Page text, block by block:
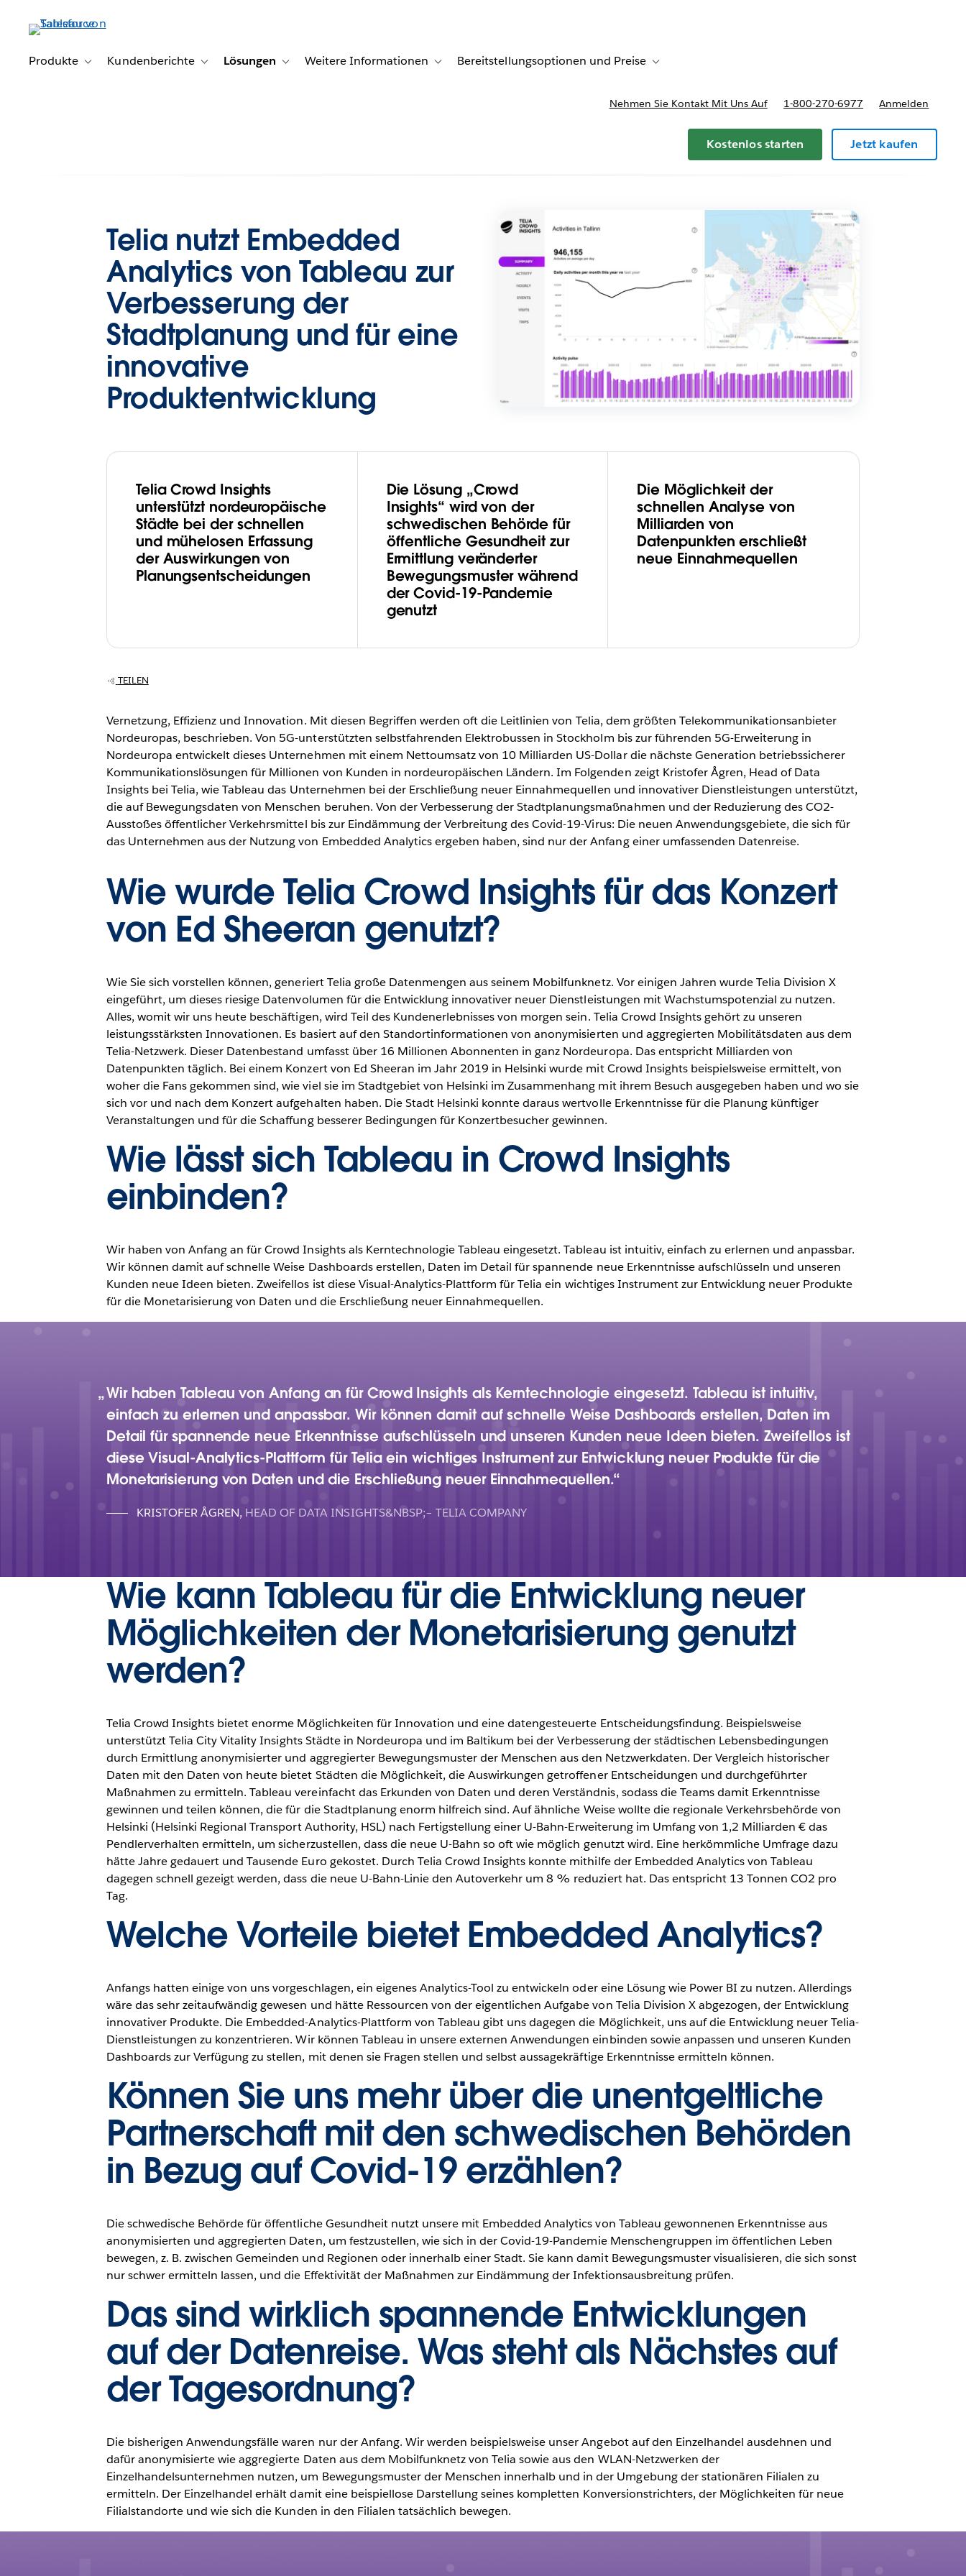
Produkte
Toggle sub-navigation for Produkte
Kundenberichte Toggle sub-navigation for Kundenberichte
Lösungen Toggle sub-navigation for Lösungen
Weitere Informationen Toggle sub-navigation for Weitere Informationen
Bereitstellungsoptionen und Preise Toggle sub-navigation for Bereitstellungsoptionen und Preise
Nehmen Sie Kontakt Mit Uns Auf 1-800-270-6977 Anmelden
Kostenlos starten Jetzt kaufen
Telia nutzt Embedded
Analytics von Tableau zur
Verbesserung der
Stadtplanung und für eine
innovative
Produktentwicklung
Telia Crowd Insights
unterstützt nordeuropäische
Städte bei der schnellen
und mühelosen Erfassung
der Auswirkungen von
Planungsentscheidungen
Die Lösung „Crowd
Insights“ wird von der
schwedischen Behörde für
öffentliche Gesundheit zur
Ermittlung veränderter
Bewegungsmuster während
der Covid-19-Pandemie
genutzt
Die Möglichkeit der
schnellen Analyse von
Milliarden von
Datenpunkten erschließt
neue Einnahmequellen
TEILEN
Vernetzung, Effizienz und Innovation. Mit diesen Begriffen werden oft die Leitlinien von Telia, dem größten Telekommunikationsanbieter
Nordeuropas, beschrieben. Von 5G-unterstützten selbstfahrenden Elektrobussen in Stockholm bis zur führenden 5G-Erweiterung in
Nordeuropa entwickelt dieses Unternehmen mit einem Nettoumsatz von 10 Milliarden US-Dollar die nächste Generation betriebssicherer
Kommunikationslösungen für Millionen von Kunden in nordeuropäischen Ländern. Im Folgenden zeigt Kristofer Ågren, Head of Data
Insights bei Telia, wie Tableau das Unternehmen bei der Erschließung neuer Einnahmequellen und innovativer Dienstleistungen unterstützt,
die auf Bewegungsdaten von Menschen beruhen. Von der Verbesserung der Stadtplanungsmaßnahmen und der Reduzierung des CO2-
Ausstoßes öffentlicher Verkehrsmittel bis zur Eindämmung der Verbreitung des Covid-19-Virus: Die neuen Anwendungsgebiete, die sich für
das Unternehmen aus der Nutzung von Embedded Analytics ergeben haben, sind nur der Anfang einer umfassenden Datenreise.
Wie wurde Telia Crowd Insights für das Konzert
von Ed Sheeran genutzt?
Wie Sie sich vorstellen können, generiert Telia große Datenmengen aus seinem Mobilfunknetz. Vor einigen Jahren wurde Telia Division X
eingeführt, um dieses riesige Datenvolumen für die Entwicklung innovativer neuer Dienstleistungen mit Wachstumspotenzial zu nutzen.
Alles, womit wir uns heute beschäftigen, wird Teil des Kundenerlebnisses von morgen sein. Telia Crowd Insights gehört zu unseren
leistungsstärksten Innovationen. Es basiert auf den Standortinformationen von anonymisierten und aggregierten Mobilitätsdaten aus dem
Telia-Netzwerk. Dieser Datenbestand umfasst über 16 Millionen Abonnenten in ganz Nordeuropa. Das entspricht Milliarden von
Datenpunkten täglich. Bei einem Konzert von Ed Sheeran im Jahr 2019 in Helsinki wurde mit Crowd Insights beispielsweise ermittelt, von
woher die Fans gekommen sind, wie viel sie im Stadtgebiet von Helsinki im Zusammenhang mit ihrem Besuch ausgegeben haben und wo sie
sich vor und nach dem Konzert aufgehalten haben. Die Stadt Helsinki konnte daraus wertvolle Erkenntnisse für die Planung künftiger
Veranstaltungen und für die Schaffung besserer Bedingungen für Konzertbesucher gewinnen.
Wie lässt sich Tableau in Crowd Insights
einbinden?
Wir haben von Anfang an für Crowd Insights als Kerntechnologie Tableau eingesetzt. Tableau ist intuitiv, einfach zu erlernen und anpassbar.
Wir können damit auf schnelle Weise Dashboards erstellen, Daten im Detail für spannende neue Erkenntnisse aufschlüsseln und unseren
Kunden neue Ideen bieten. Zweifellos ist diese Visual-Analytics-Plattform für Telia ein wichtiges Instrument zur Entwicklung neuer Produkte
für die Monetarisierung von Daten und die Erschließung neuer Einnahmequellen.
Wir haben Tableau von Anfang an für Crowd Insights als Kerntechnologie eingesetzt. Tableau ist intuitiv,
einfach zu erlernen und anpassbar. Wir können damit auf schnelle Weise Dashboards erstellen, Daten im
Detail für spannende neue Erkenntnisse aufschlüsseln und unseren Kunden neue Ideen bieten. Zweifellos ist
diese Visual-Analytics-Plattform für Telia ein wichtiges Instrument zur Entwicklung neuer Produkte für die
Monetarisierung von Daten und die Erschließung neuer Einnahmequellen.
KRISTOFER ÅGREN, HEAD OF DATA INSIGHTS&NBSP;– TELIA COMPANY
Wie kann Tableau für die Entwicklung neuer
Möglichkeiten der Monetarisierung genutzt
werden?
Telia Crowd Insights bietet enorme Möglichkeiten für Innovation und eine datengesteuerte Entscheidungsfindung. Beispielsweise
unterstützt Telia City Vitality Insights Städte in Nordeuropa und im Baltikum bei der Verbesserung der städtischen Lebensbedingungen
durch Ermittlung anonymisierter und aggregierter Bewegungsmuster der Menschen aus den Netzwerkdaten. Der Vergleich historischer
Daten mit den Daten von heute bietet Städten die Möglichkeit, die Auswirkungen getroffener Entscheidungen und durchgeführter
Maßnahmen zu ermitteln. Tableau vereinfacht das Erkunden von Daten und deren Verständnis, sodass die Teams damit Erkenntnisse
gewinnen und teilen können, die für die Stadtplanung enorm hilfreich sind. Auf ähnliche Weise wollte die regionale Verkehrsbehörde von
Helsinki (Helsinki Regional Transport Authority, HSL) nach Fertigstellung einer U-Bahn-Erweiterung im Umfang von 1,2 Milliarden € das
Pendlerverhalten ermitteln, um sicherzustellen, dass die neue U-Bahn so oft wie möglich genutzt wird. Eine herkömmliche Umfrage dazu
hätte Jahre gedauert und Tausende Euro gekostet. Durch Telia Crowd Insights konnte mithilfe der Embedded Analytics von Tableau
dagegen schnell gezeigt werden, dass die neue U-Bahn-Linie den Autoverkehr um 8 % reduziert hat. Das entspricht 13 Tonnen CO2 pro
Tag.
Welche Vorteile bietet Embedded Analytics?
Anfangs hatten einige von uns vorgeschlagen, ein eigenes Analytics-Tool zu entwickeln oder eine Lösung wie Power BI zu nutzen. Allerdings
wäre das sehr zeitaufwändig gewesen und hätte Ressourcen von der eigentlichen Aufgabe von Telia Division X abgezogen, der Entwicklung
innovativer Produkte. Die Embedded-Analytics-Plattform von Tableau gibt uns dagegen die Möglichkeit, uns auf die Entwicklung neuer Telia-
Dienstleistungen zu konzentrieren. Wir können Tableau in unsere externen Anwendungen einbinden sowie anpassen und unseren Kunden
Dashboards zur Verfügung zu stellen, mit denen sie Fragen stellen und selbst aussagekräftige Erkenntnisse ermitteln können.
Können Sie uns mehr über die unentgeltliche
Partnerschaft mit den schwedischen Behörden
in Bezug auf Covid-19 erzählen?
Die schwedische Behörde für öffentliche Gesundheit nutzt unsere mit Embedded Analytics von Tableau gewonnenen Erkenntnisse aus
anonymisierten und aggregierten Daten, um festzustellen, wie sich in der Covid-19-Pandemie Menschengruppen im öffentlichen Leben
bewegen, z. B. zwischen Gemeinden und Regionen oder innerhalb einer Stadt. Sie kann damit Bewegungsmuster visualisieren, die sich sonst
nur schwer ermitteln lassen, und die Effektivität der Maßnahmen zur Eindämmung der Infektionsausbreitung prüfen.
Das sind wirklich spannende Entwicklungen
auf der Datenreise. Was steht als Nächstes auf
der Tagesordnung?
Die bisherigen Anwendungsfälle waren nur der Anfang. Wir werden beispielsweise unser Angebot auf den Einzelhandel ausdehnen und
dafür anonymisierte wie aggregierte Daten aus dem Mobilfunknetz von Telia sowie aus den WLAN-Netzwerken der
Einzelhandelsunternehmen nutzen, um Bewegungsmuster der Menschen innerhalb und in der Umgebung der stationären Filialen zu
ermitteln. Der Einzelhandel erhält damit eine beispiellose Darstellung seines kompletten Konversionstrichters, der Möglichkeiten für neue
Filialstandorte und wie sich die Kunden in den Filialen tatsächlich bewegen.